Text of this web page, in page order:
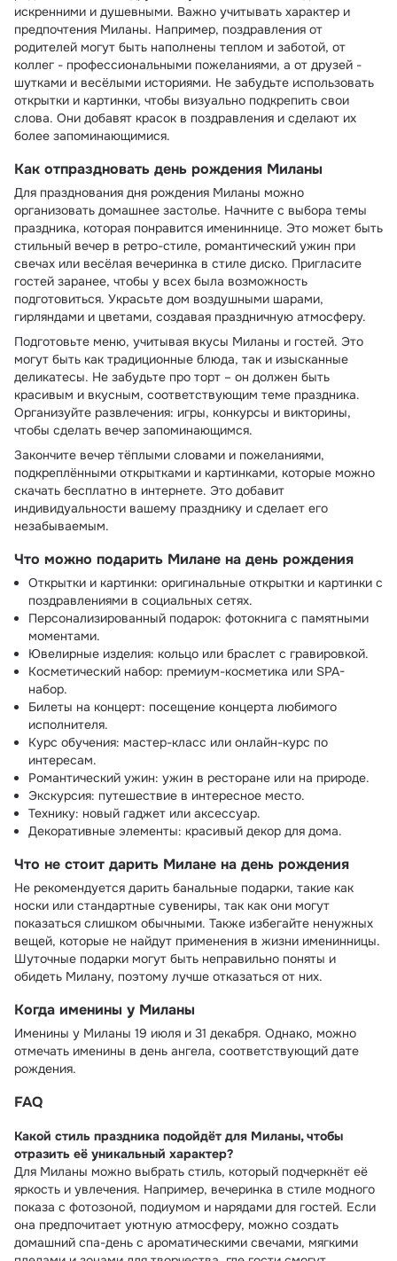
искренними и душевными. Важно учитывать характер и
предпочтения Миланы. Например, поздравления от
родителей могут быть наполнены теплом и заботой, от
коллег - профессиональными пожеланиями, а от друзей -
шутками и весёлыми историями. Не забудьте использовать
открытки и картинки, чтобы визуально подкрепить свои
слова. Они добавят красок в поздравления и сделают их
более запоминающимися.
Как отпраздновать день рождения Миланы
Для празднования дня рождения Миланы можно
организовать домашнее застолье. Начните с выбора темы
праздника, которая понравится имениннице. Это может быть
стильный вечер в ретро-стиле, романтический ужин при
свечах или весёлая вечеринка в стиле диско. Пригласите
гостей заранее, чтобы у всех была возможность
подготовиться. Украсьте дом воздушными шарами,
гирляндами и цветами, создавая праздничную атмосферу.
Подготовьте меню, учитывая вкусы Миланы и гостей. Это
могут быть как традиционные блюда, так и изысканные
деликатесы. Не забудьте про торт – он должен быть
красивым и вкусным, соответствующим теме праздника.
Организуйте развлечения: игры, конкурсы и викторины,
чтобы сделать вечер запоминающимся.
Закончите вечер тёплыми словами и пожеланиями,
подкреплёнными открытками и картинками, которые можно
скачать бесплатно в интернете. Это добавит
индивидуальности вашему празднику и сделает его
незабываемым.
Что можно подарить Милане на день рождения
Открытки и картинки: оригинальные открытки и картинки с
поздравлениями в социальных сетях.
Персонализированный подарок: фотокнига с памятными
моментами.
Ювелирные изделия: кольцо или браслет с гравировкой.
Косметический набор: премиум-косметика или SPA-
набор.
Билеты на концерт: посещение концерта любимого
исполнителя.
Курс обучения: мастер-класс или онлайн-курс по
интересам.
Романтический ужин: ужин в ресторане или на природе.
Экскурсия: путешествие в интересное место.
Технику: новый гаджет или аксессуар.
Декоративные элементы: красивый декор для дома.
Что не стоит дарить Милане на день рождения
Не рекомендуется дарить банальные подарки, такие как
носки или стандартные сувениры, так как они могут
показаться слишком обычными. Также избегайте ненужных
вещей, которые не найдут применения в жизни именинницы.
Шуточные подарки могут быть неправильно поняты и
обидеть Милану, поэтому лучше отказаться от них.
Когда именины у Миланы
Именины у Миланы 19 июля и 31 декабря. Однако, можно
отмечать именины в день ангела, соответствующий дате
рождения.
FAQ
Какой стиль праздника подойдёт для Миланы, чтобы
отразить её уникальный характер?
Для Миланы можно выбрать стиль, который подчеркнёт её
яркость и увлечения. Например, вечеринка в стиле модного
показа с фотозоной, подиумом и нарядами для гостей. Если
она предпочитает уютную атмосферу, можно создать
домашний спа-день с ароматическими свечами, мягкими